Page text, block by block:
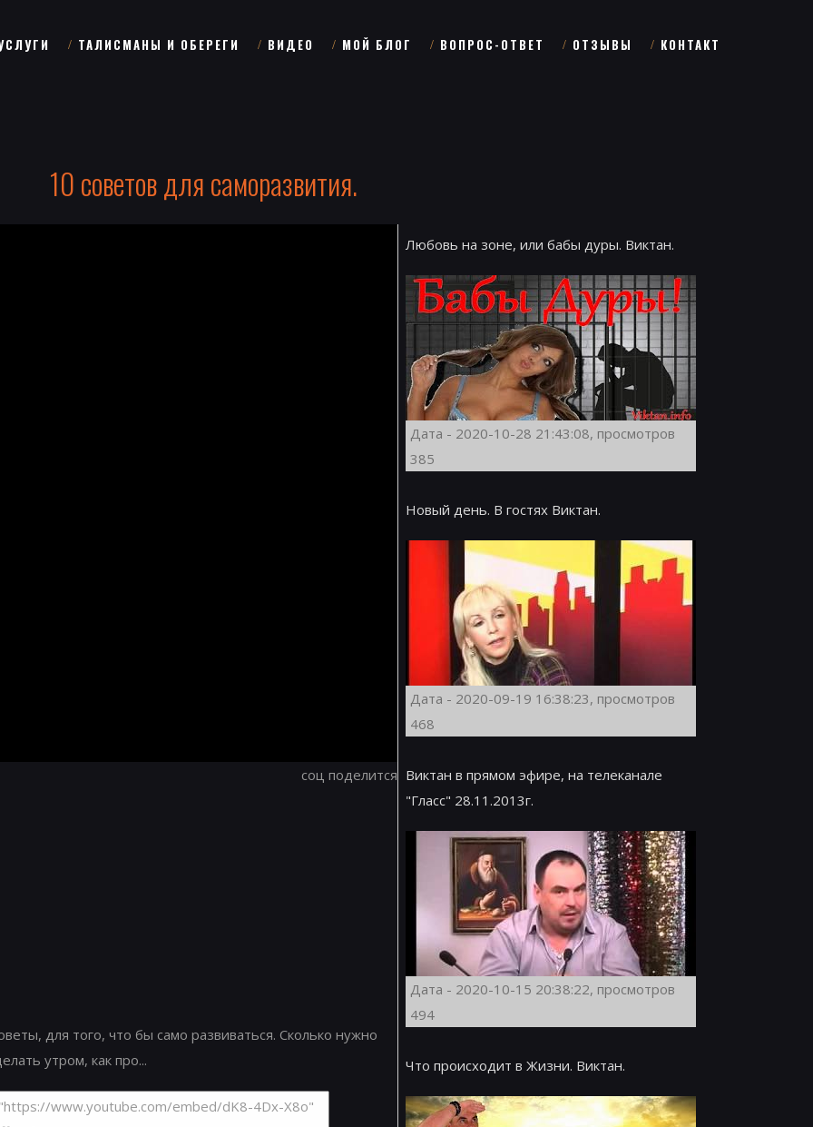
ТАЛИСМАНЫ И ОБЕРЕГИ ВИДЕО МОЙ БЛОГ ВОПРОС-ОТВЕТ ОТЗЫВЫ КОНТАКТ
10 советов для саморазвития.
соц поделится
для того, что бы само развиваться. Сколько нужно
утром, как про...
Любовь на зоне, или бабы дуры. Виктан.
Дата - 2020-10-28 21:43:08, просмотров
385
Новый день. В гостях Виктан.
Дата - 2020-09-19 16:38:23, просмотров
468
Виктан в прямом эфире, на телеканале
"Гласс" 28.11.2013г.
Дата - 2020-10-15 20:38:22, просмотров
494
Что происходит в Жизни. Виктан.